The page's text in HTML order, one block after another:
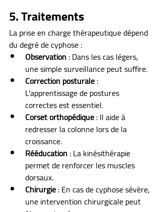
5. Traitements
La prise en charge thérapeutique dépend
du degré de cyphose :
Observation : Dans les cas légers,
une simple surveillance peut suffire.
Correction posturale :
L'apprentissage de postures
correctes est essentiel.
Corset orthopédique : Il aide à
redresser la colonne lors de la
croissance.
Rééducation : La kinésithérapie
permet de renforcer les muscles
dorsaux.
Chirurgie : En cas de cyphose sévère,
une intervention chirurgicale peut